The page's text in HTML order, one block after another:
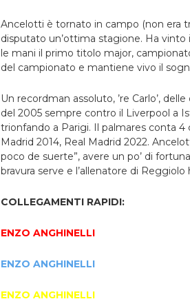
Ancelotti è tornato in campo (non era
disputato un’ottima stagione. Ha vinto
le mani il primo titolo major,
del campionato e mantiene vivo il
Un recordman assoluto, ’re Carlo’,
del 2005 sempre contro il Liverpool a
trionfando a Parigi. Il palmares conta
Madrid 2014, Real Madrid 2022.
poco de suerte”, avere un po’ di
bravura serve e l’allenatore di
COLLEGAMENTI RAPIDI:
ENZO ANGHINELLI
ENZO ANGHINELLI
ENZO ANGHINELLI